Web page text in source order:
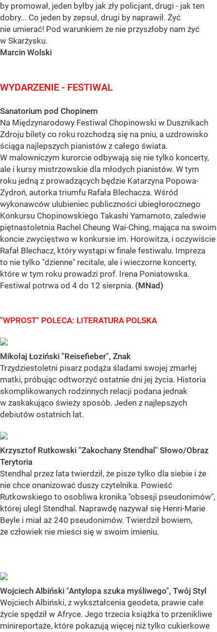
by promował, jeden byłby jak zły policjant, drugi - jak ten
dobry... Co jeden by zepsuł, drugi by naprawił. Żyć
nie umierać! Pod warunkiem że nie przyszłoby nam żyć
w Skarżysku.
Marcin Wolski
WYDARZENIE - FESTIWAL
Sanatorium pod Chopinem
Na Międzynarodowy Festiwal Chopinowski w Dusznikach
Zdroju bilety co roku rozchodzą się na pniu, a uzdrowisko
ściąga najlepszych pianistów z całego świata.
W malowniczym kurorcie odbywają się nie tylko koncerty,
ale i kursy mistrzowskie dla młodych pianistów. W tym
roku jedną z prowadzących będzie Katarzyna Popowa-
Zydroń, autorka triumfu Rafała Blechacza. Wśród
wykonawców ulubieniec publiczności ubiegłorocznego
Konkursu Chopinowskiego Takashi Yamamoto, zaledwie
piętnastoletnia Rachel Cheung Wai-Ching, mająca na swoim
koncie zwycięstwo w konkursie im. Horowitza, i oczywiście
Rafał Blechacz, który wystąpi w finale festiwalu. Impreza
to nie tylko "dzienne" recitale, ale i wieczorne koncerty,
które w tym roku prowadzi prof. Irena Poniatowska.
Festiwal potrwa od 4 do 12 sierpnia. (MNad)
"WPROST" POLECA: LITERATURA POLSKA
Mikołaj Łoziński "Reisefieber", Znak
Trzydziestoletni pisarz podąża śladami swojej zmarłej
matki, próbując odtworzyć ostatnie dni jej życia. Historia
skomplikowanych rodzinnych relacji podana jednak
w zaskakująco świeży sposób. Jeden z najlepszych
debiutów ostatnich lat.
Krzysztof Rutkowski "Zakochany Stendhal" Słowo/Obraz
Terytoria
Stendhal przez lata twierdził, że pisze tylko dla siebie i że
nie chce onanizować duszy czytelnika. Powieść
Rutkowskiego to osobliwa kronika "obsesji pseudonimów",
której uległ Stendhal. Naprawdę nazywał się Henri-Marie
Beyle i miał aż 240 pseudonimów. Twierdził bowiem,
że człowiek nie mieści się w swoim imieniu.
Wojciech Albiński "Antylopa szuka myśliwego", Twój Styl
Wojciech Albiński, z wykształcenia geodeta, prawie całe
życie spędził w Afryce. Jego trzecia książka to przenikliwe
minireportaże, które pokazują więcej niż tylko cukierkowe